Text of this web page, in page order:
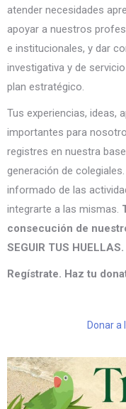
atender necesidades
apoyar a nuestros
e institucionales, y dar
investigativa y de
plan estratégico.
Tus experiencias, ideas,
importantes para
registres en nuestra
generación de
informado de las
integrarte a las mismas.
consecución de
SEGUIR TUS HUELLAS.
Regístrate. Haz tu
Donar a